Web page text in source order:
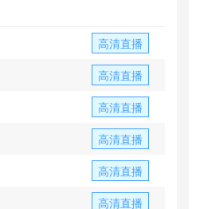
高清直播
高清直播
高清直播
高清直播
高清直播
高清直播